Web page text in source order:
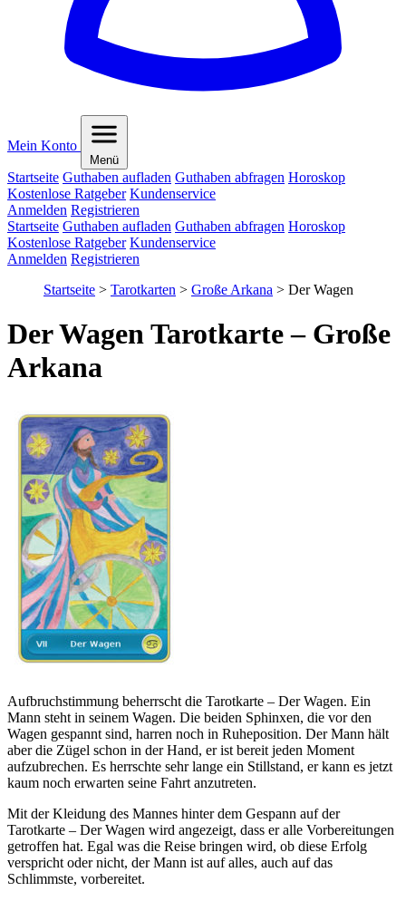
Mein Konto
Menü
Startseite Guthaben aufladen Guthaben abfragen Horoskop
Kostenlose Ratgeber Kundenservice
Anmelden Registrieren
Startseite Guthaben aufladen Guthaben abfragen Horoskop
Kostenlose Ratgeber Kundenservice
Anmelden Registrieren
Startseite > Tarotkarten > Große Arkana > Der Wagen
Der Wagen Tarotkarte – Große
Arkana
Aufbruchstimmung beherrscht die Tarotkarte – Der Wagen. Ein
Mann steht in seinem Wagen. Die beiden Sphinxen, die vor den
Wagen gespannt sind, harren noch in Ruheposition. Der Mann hält
aber die Zügel schon in der Hand, er ist bereit jeden Moment
aufzubrechen. Es herrschte sehr lange ein Stillstand, er kann es jetzt
kaum noch erwarten seine Fahrt anzutreten.
Mit der Kleidung des Mannes hinter dem Gespann auf der
Tarotkarte – Der Wagen wird angezeigt, dass er alle Vorbereitungen
getroffen hat. Egal was die Reise bringen wird, ob diese Erfolg
verspricht oder nicht, der Mann ist auf alles, auch auf das
Schlimmste, vorbereitet.